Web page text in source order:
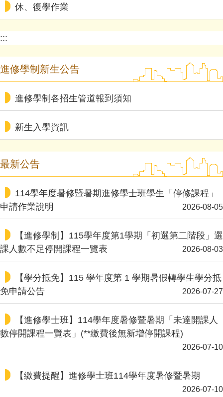
休、復學作業
:::
進修學制新生公告
進修學制各招生管道報到須知
新生入學資訊
最新公告
114學年度暑修暨暑期進修學士班學生「停修課程」
申請作業說明
2026-08-05
【進修學制】115學年度第1學期「初選第二階段」選
課人數不足停開課程一覽表
2026-08-03
【學分抵免】115 學年度第 1 學期暑假轉學生學分抵
免申請公告
2026-07-27
【進修學士班】114學年度暑修暨暑期「未達開課人
數停開課程一覽表」(**繳費後無新增停開課程)
2026-07-10
【繳費提醒】進修學士班114學年度暑修暨暑期
2026-07-10